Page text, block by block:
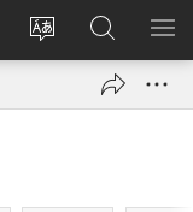
사이트
변경
로그인
(새로운
열기)
JW.ORG
검색
메